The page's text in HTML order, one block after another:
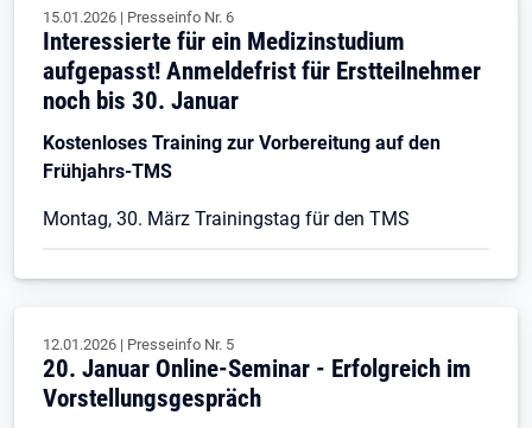
15.01.2026 | Presseinfo Nr. 6
Interessierte für ein Medizinstudium
aufgepasst! Anmeldefrist für Erstteilnehmer
noch bis 30. Januar
Kostenloses Training zur Vorbereitung auf den
Frühjahrs-TMS
Montag, 30. März Trainingstag für den TMS
12.01.2026 | Presseinfo Nr. 5
20. Januar Online-Seminar - Erfolgreich im
Vorstellungsgespräch